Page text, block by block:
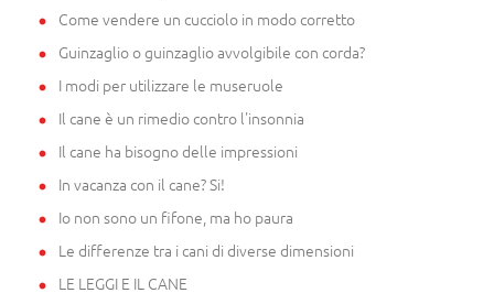
Come vendere un cucciolo in modo corretto
Guinzaglio o guinzaglio avvolgibile con corda?
I modi per utilizzare le museruole
Il cane è un rimedio contro l'insonnia
Il cane ha bisogno delle impressioni
In vacanza con il cane? Si!
Io non sono un fifone, ma ho paura
Le differenze tra i cani di diverse dimensioni
LE LEGGI E IL CANE